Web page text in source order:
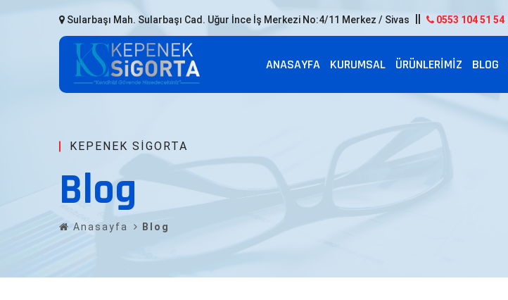
Sularbaşı Mah. Sularbaşı Cad. Uğur İnce İş Merkezi No:4/11 Merkez / Sivas 0553 104 51 54
ANASAYFA KURUMSAL ÜRÜNLERIMIZ BLOG
KEPENEK SIGORTA
Blog
Anasayfa Blog